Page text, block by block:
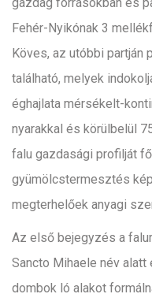
Fehér-Nyikónak 3
Köves, az utóbbi partján
található, melyek
éghajlata mérsékelt-
nyarakkal és körülbelül
falu gazdasági profilját
gyümölcstermesztés
megterhelőek anyagi
Az első bejegyzés a
Sancto Mihaele név
dombok ló alakot